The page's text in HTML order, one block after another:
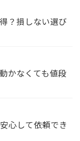
？損しない選び
かなくても値段
心して依頼でき